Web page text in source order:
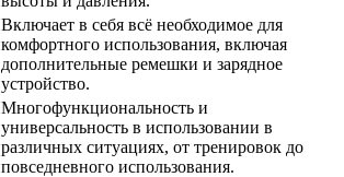
Включает в себя всё необходимое для
комфортного использования, включая
дополнительные ремешки и зарядное
устройство.
Многофункциональность и
универсальность в использовании в
различных ситуациях, от тренировок до
повседневного использования.